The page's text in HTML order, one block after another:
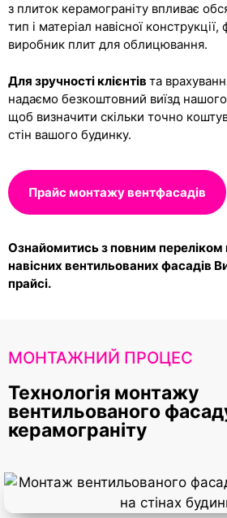
з плиток керамограніту впливає
тип і матеріал навісної
виробник плит для облицювання.
Для зручності клієнтів та
надаємо безкоштовний виїзд
щоб визначити скільки точно
стін вашого будинку.
Прайс монтажу вентфасадів
Ознайомитись з повним переліком
навісних вентильованих фасадів
прайсі.
МОНТАЖНИЙ ПРОЦЕС
Технологія монтажу
вентильованого
керамограніту